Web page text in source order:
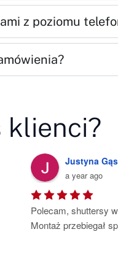
z poziomu
klienci?
Roman
2 years ago
Żaluzje aluminiowe
wykonano oraz